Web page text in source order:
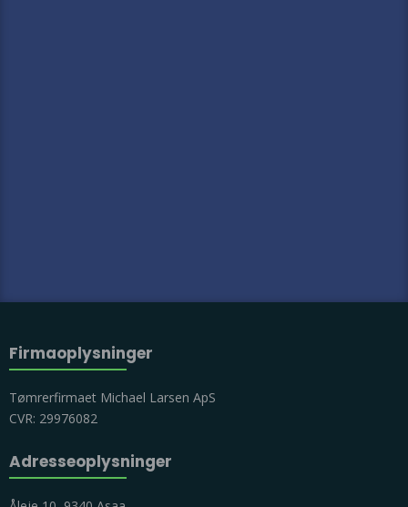
Firmaoplysninger​
Tømrerfirmaet Michael Larsen ApS
CVR: 29976082
Adresseoplysninger​